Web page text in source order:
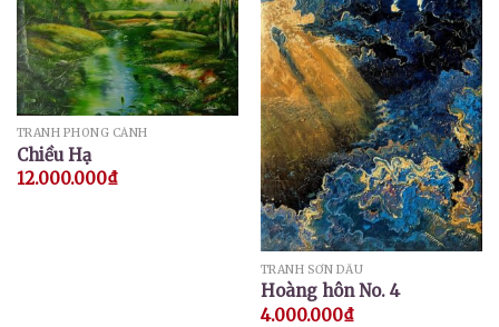
TRANH PHONG CẢNH
Chiều Hạ
12.000.000₫
TRANH SƠN DẦU
Hoàng hôn No. 4
4.000.000₫